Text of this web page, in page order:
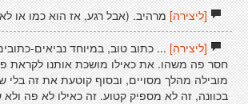
[ליצירה]מרהיב. (אבל רגע, אז הוא כמו או
[ליצירה]... כתוב טוב, במיוחד נביאים-
חסר פה משהו. את כאילו מושכת אותנו לקראת
מובילה מהלך מסויים, ובסוף קוטעת את זה בלי
בכוונה, זה לא מספיק קטוע. זה כאילו לא פה